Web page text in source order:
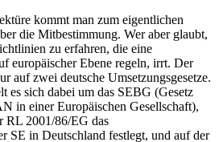
kommt man zum eigentlichen
die Mitbestimmung. Wer aber glaubt,
zu erfahren, die eine
europäischer Ebene regeln, irrt. Der
auf zwei deutsche Umsetzungsgesetze.
es sich dabei um das SEBG (Gesetz
in einer Europäischen Gesellschaft),
RL 2001/86/EG das
SE in Deutschland festlegt, und auf der